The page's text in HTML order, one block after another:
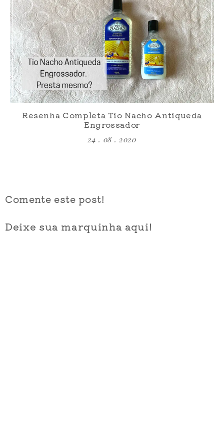
Resenha Completa Tio Nacho Antiqueda
Engrossador
24 . 08 . 2020
Comente este post!
Deixe sua marquinha aqui!